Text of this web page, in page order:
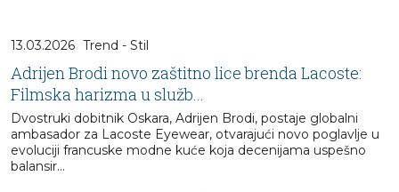
13.03.2026 Trend - Stil
Adrijen Brodi novo zaštitno lice brenda Lacoste:
Filmska harizma u služb...
Dvostruki dobitnik Oskara, Adrijen Brodi, postaje globalni
ambasador za Lacoste Eyewear, otvarajući novo poglavlje u
evoluciji francuske modne kuće koja decenijama uspešno
balansir...